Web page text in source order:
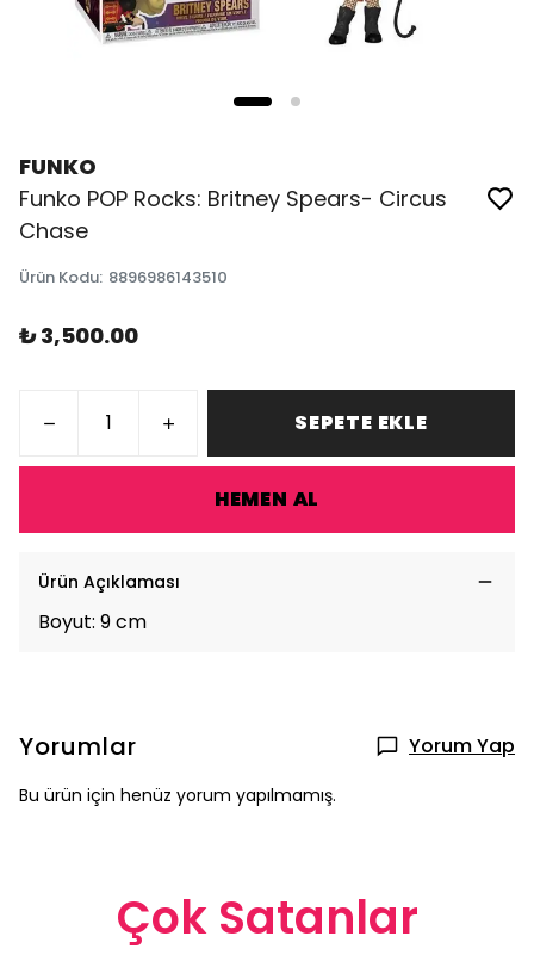
FUNKO
Funko POP Rocks: Britney Spears- Circus
Chase
Ürün Kodu: 8896986143510
₺ 3,500.00
SEPETE EKLE
HEMEN AL
Ürün Açıklaması
Boyut: 9 cm
Yorumlar Yorum Yap
Bu ürün için henüz yorum yapılmamış.
Çok Satanlar